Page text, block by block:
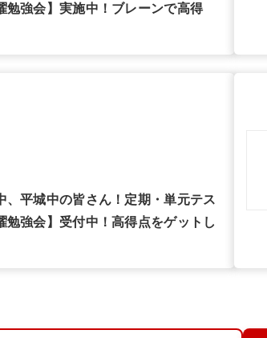
勉強会】実施中！ブレーンで高得
平城中の皆さん！定期・単元テス
勉強会】受付中！高得点をゲットし